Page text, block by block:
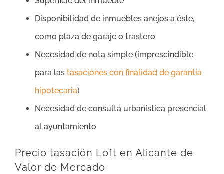
Disponibilidad de inmuebles anejos a éste,
como plaza de garaje o trastero
Necesidad de nota simple (imprescindible
para las tasaciones con finalidad de garantía
hipotecaria)
Necesidad de consulta urbanística presencial
al ayuntamiento
Precio tasación Loft en Alicante de
Valor de Mercado